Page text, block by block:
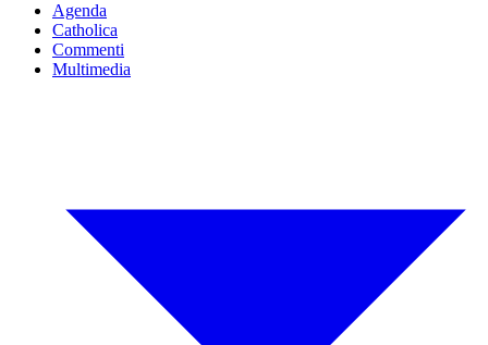
Agenda
Catholica
Commenti
Multimedia